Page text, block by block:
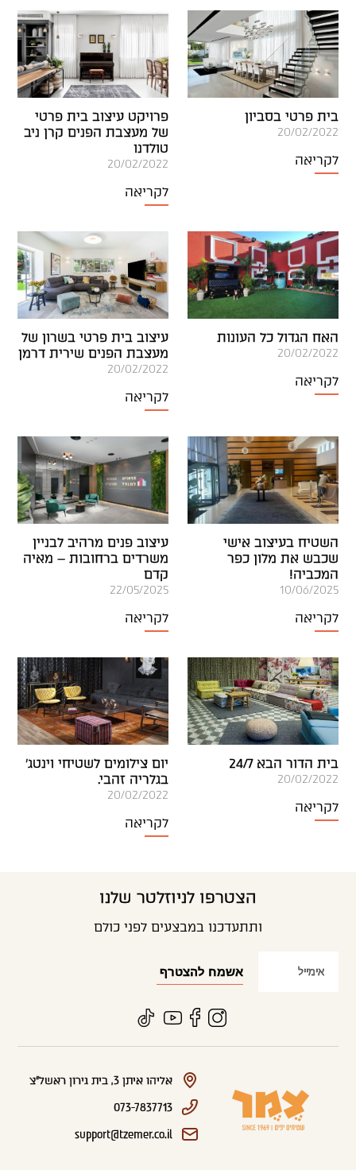
בית פרטי בסביון
20/02/2022
לקריאה
פרויקט עיצוב בית פרטי
של מעצבת הפנים קרן ניב
טולדנו
20/02/2022
לקריאה
האח הגדול כל העונות
20/02/2022
לקריאה
עיצוב בית פרטי בשרון של
מעצבת הפנים שירית דרמן
20/02/2022
לקריאה
השטיח בעיצוב אישי
שכבש את מלון כפר
המכביה!
10/06/2025
לקריאה
עיצוב פנים מרהיב לבניין
משרדים ברחובות – מאיה
קדם
22/05/2025
לקריאה
בית הדור הבא 24/7
20/02/2022
לקריאה
יום צילומים לשטיחי וינטג'
בגלריה זהבי.
20/02/2022
לקריאה
הצטרפו לניוזלטר שלנו
ותתעדכנו במבצעים לפני כולם
אליהו איתן 3, בית גירון ראשל"צ
073-7837713
support@tzemer.co.il